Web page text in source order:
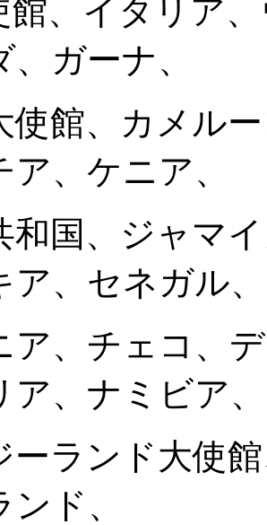
館、イタリア
ガーナ、
使館、カメル
、ケニア、
和国、ジャマ
ア、セネガル、
ア、チェコ、
ア、ナミビア、
ーランド大使
ド、